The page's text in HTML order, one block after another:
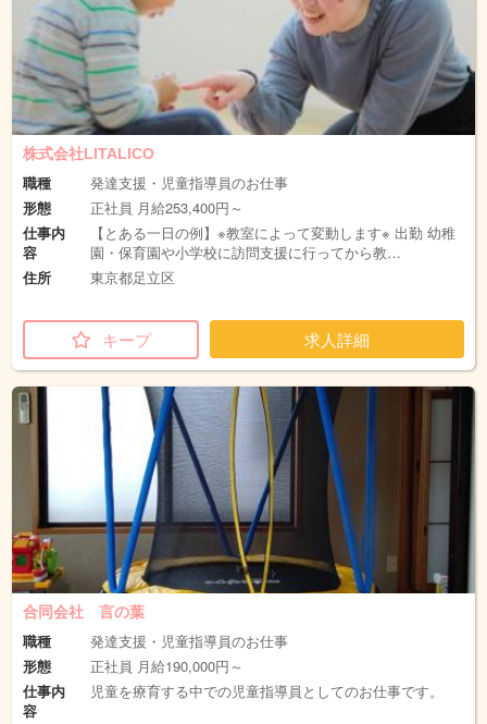
株式会社LITALICO
職種
発達支援・児童指導員のお仕事
形態
正社員 月給253,400円～
仕事内
容
【とある一日の例】※教室によって変動します※ 出勤 幼稚
園・保育園や小学校に訪問支援に行ってから教…
住所
東京都足立区
キープ 求人詳細
合同会社 言の葉
職種
発達支援・児童指導員のお仕事
形態
正社員 月給190,000円～
仕事内
容
児童を療育する中での児童指導員としてのお仕事です。